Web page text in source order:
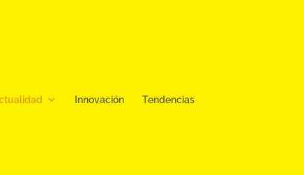
Innovación Tendencias